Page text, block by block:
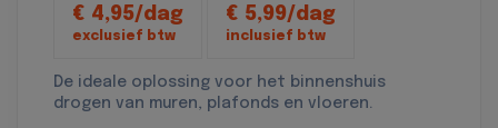
€ 4,95/dag
exclusief btw
€ 5,99/dag
inclusief btw
De ideale oplossing voor het binnenshuis
drogen van muren, plafonds en vloeren.